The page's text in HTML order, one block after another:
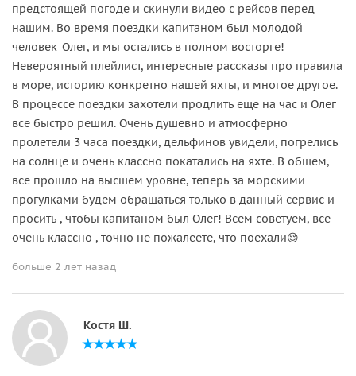
предстоящей погоде и скинули видео с рейсов перед
нашим. Во время поездки капитаном был молодой
человек-Олег, и мы остались в полном восторге!
Невероятный плейлист, интересные рассказы про правила
в море, историю конкретно нашей яхты, и многое другое.
В процессе поездки захотели продлить еще на час и Олег
все быстро решил. Очень душевно и атмосферно
пролетели 3 часа поездки, дельфинов увидели, погрелись
на солнце и очень классно покатались на яхте. В общем,
все прошло на высшем уровне, теперь за морскими
прогулками будем обращаться только в данный сервис и
просить , чтобы капитаном был Олег! Всем советуем, все
очень классно , точно не пожалеете, что поехали😌
больше 2 лет назад
Костя Ш.